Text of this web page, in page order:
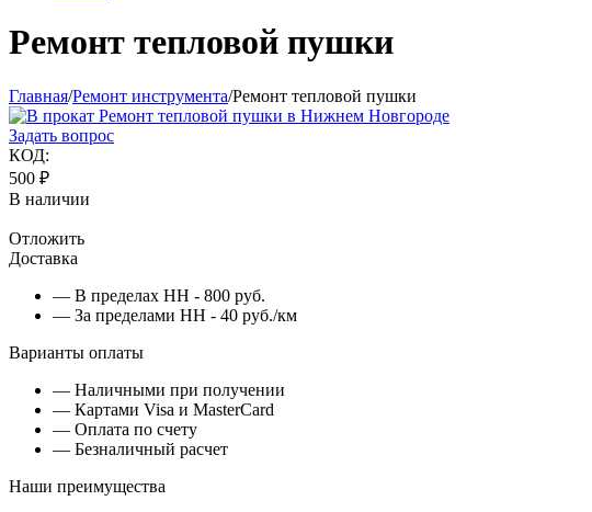
Ремонт тепловой пушки
Главная/Ремонт инструмента/Ремонт тепловой пушки
Задать вопрос
КОД:
500 ₽
В наличии
Отложить
Доставка
— В пределах НН - 800 руб.
— За пределами НН - 40 руб./км
Варианты оплаты
— Наличными при получении
— Картами Visa и MasterCard
— Оплата по счету
— Безналичный расчет
Наши преимущества